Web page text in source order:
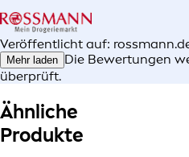
Veröffentlicht auf:
Mehr laden Die Bewertungen
überprüft.
Ähnliche
Produkte